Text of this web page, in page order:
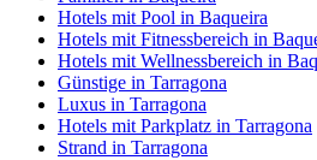
Hotels mit Pool in Baqueira
Hotels mit Fitnessbereich in
Hotels mit Wellnessbereich in
Günstige in Tarragona
Luxus in Tarragona
Hotels mit Parkplatz in Tarragona
Strand in Tarragona